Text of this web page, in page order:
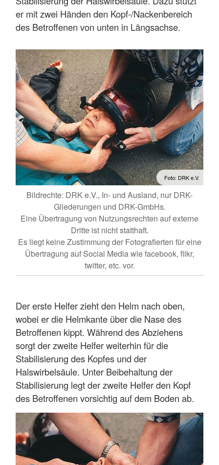
er mit zwei Händen den Kopf-/Nackenbereich
des Betroffenen von unten in Längsachse.
Foto: DRK e.V.
Bildrechte: DRK e.V., In- und Ausland, nur DRK-
Gliederungen und DRK-GmbHs.
Eine Übertragung von Nutzungsrechten auf externe
Dritte ist nicht statthaft.
Es liegt keine Zustimmung der Fotografierten für eine
Übertragung auf Social Media wie facebook, flikr,
twitter, etc. vor.
Der erste Helfer zieht den Helm nach oben,
wobei er die Helmkante über die Nase des
Betroffenen kippt. Während des Abziehens
sorgt der zweite Helfer weiterhin für die
Stabilisierung des Kopfes und der
Halswirbelsäule. Unter Beibehaltung der
Stabilisierung legt der zweite Helfer den Kopf
des Betroffenen vorsichtig auf dem Boden ab.